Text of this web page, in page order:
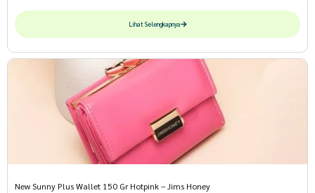
Lihat Selengkapnya
New Sunny Plus Wallet 150 Gr Hotpink – Jims Honey